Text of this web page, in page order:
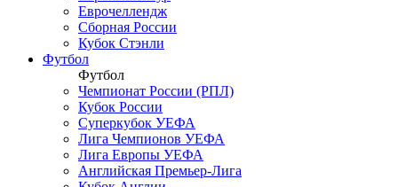
Еврочеллендж
Сборная России
Кубок Стэнли
Футбол
Футбол
Чемпионат России (РПЛ)
Кубок России
Суперкубок УЕФА
Лига Чемпионов УЕФА
Лига Европы УЕФА
Английская Премьер-Лига